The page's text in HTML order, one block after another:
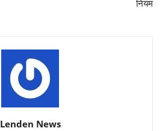
नियम
Lenden News